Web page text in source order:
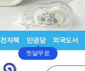
전자책 만권당
첫달무료
외국도서